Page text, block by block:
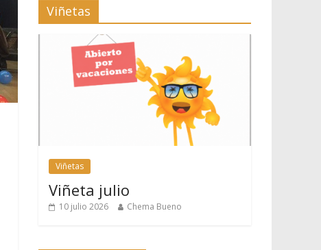
Viñetas
Viñetas
Viñeta julio
10 julio 2026 Chema Bueno